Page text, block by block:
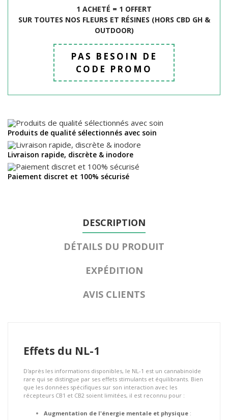
1 ACHETÉ = 1 OFFERT
SUR TOUTES NOS FLEURS ET RÉSINES (HORS CBD GH &
OUTDOOR)
PAS BESOIN DE
CODE PROMO
Produits de qualité sélectionnés avec soin
Livraison rapide, discrète & inodore
Paiement discret et 100% sécurisé
DESCRIPTION
DÉTAILS DU PRODUIT
EXPÉDITION
AVIS CLIENTS
Effets du NL-1
D'après les informations disponibles, le NL-1 est un cannabinoïde
rare qui se distingue par ses effets stimulants et équilibrants. Bien
que les données spécifiques sur son interaction avec les
récepteurs CB1 et CB2 soient limitées, il est reconnu pour :
Augmentation de l'énergie mentale et physique :